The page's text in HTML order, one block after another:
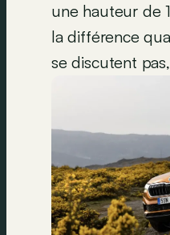
une hauteur de
la différence
se discutent